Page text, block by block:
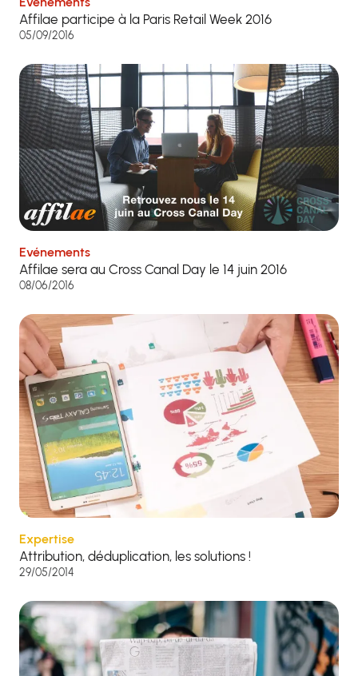
Affilae participe à la Paris Retail Week 2016
05/09/2016
Evénements
Affilae sera au Cross Canal Day le 14 juin 2016
08/06/2016
Expertise
Attribution, déduplication, les solutions !
29/05/2014